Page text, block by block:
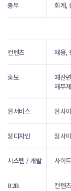
총무 회계,
컨텐츠 채용,
홍보
예산
재무
웹서비스 웹사
웹디자인 웹사
시스템 / 개발 사이
B2B 컨텐